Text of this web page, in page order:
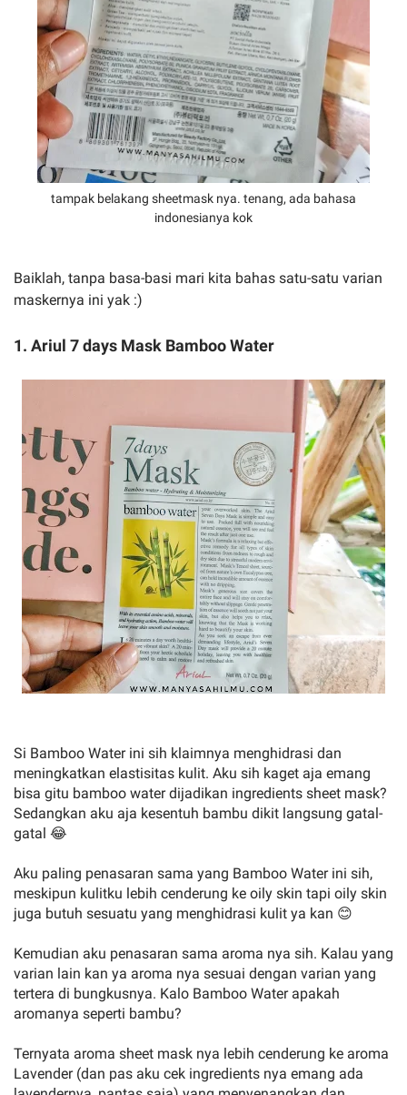
tampak belakang sheetmask nya. tenang, ada bahasa
indonesianya kok
Baiklah, tanpa basa-basi mari kita bahas satu-satu varian
maskernya ini yak :)
1. Ariul 7 days Mask Bamboo Water
Si Bamboo Water ini sih klaimnya menghidrasi dan
meningkatkan elastisitas kulit. Aku sih kaget aja emang
bisa gitu bamboo water dijadikan ingredients sheet mask?
Sedangkan aku aja kesentuh bambu dikit langsung gatal-
gatal 😂
Aku paling penasaran sama yang Bamboo Water ini sih,
meskipun kulitku lebih cenderung ke oily skin tapi oily skin
juga butuh sesuatu yang menghidrasi kulit ya kan 😊
Kemudian aku penasaran sama aroma nya sih. Kalau yang
varian lain kan ya aroma nya sesuai dengan varian yang
tertera di bungkusnya. Kalo Bamboo Water apakah
aromanya seperti bambu?
Ternyata aroma sheet mask nya lebih cenderung ke aroma
Lavender (dan pas aku cek ingredients nya emang ada